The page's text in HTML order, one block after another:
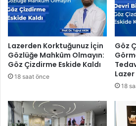
e
k
r
e
a
ş
i
Lazerden Korktuğunuz İçin
Gözlüğe Mahkûm Olmayın:
Göz Çizdirme Eskide Kaldı
18 saat önce
Göz
18